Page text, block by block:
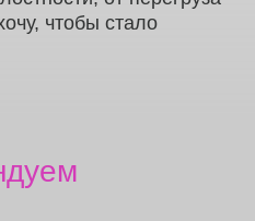
чтобы стало